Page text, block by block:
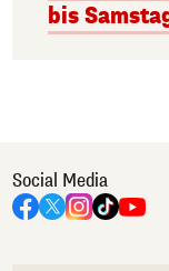
bis
Social Media